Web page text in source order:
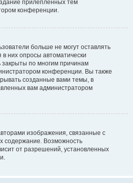
прилепленных тем
конференции.
больше не могут оставлять
них опросы автоматически
по многим причинам
конференции. Вы также
созданные вами темы, в
вам администратором
изображения, связанные с
Возможность
от разрешений, установленных